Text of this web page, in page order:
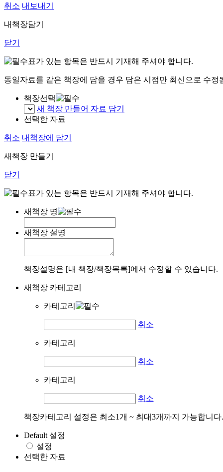
취소 내보내기
내책장담기
닫기
표가 있는 항목은 반드시 기재해 주셔야 합니다.
동일자료를 같은 책장에 담을 경우 담은 시점만 최신으로 수정
책장선택
새 책장 만들어 자료 담기
선택한 자료
취소 내책장에 담기
새책장 만들기
닫기
표가 있는 항목은 반드시 기재해 주셔야 합니다.
새책장 명
새책장 설명
책장설명은 [내 책장/책장목록]에서 수정할 수 있습니다.
새책장 카테고리
카테고리
취소
카테고리
취소
카테고리
취소
책장카테고리 설정은 최소1개 ~ 최대3개까지 가능합니다.
Default 설정
설정
선택한 자료